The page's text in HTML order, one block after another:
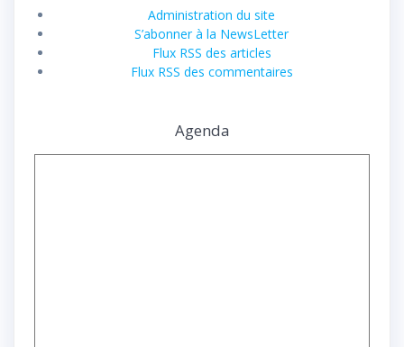
Administration du site
S’abonner à la NewsLetter
Flux RSS des articles
Flux RSS des commentaires
Agenda